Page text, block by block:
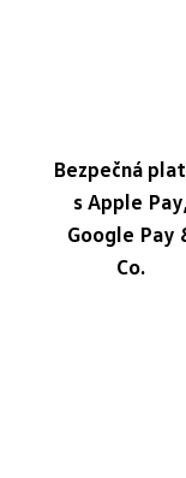
Bezpečná
s Apple
Google Pay
Co.